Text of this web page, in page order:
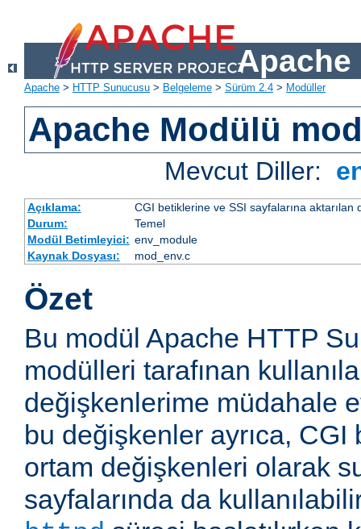
Apache
Apache > HTTP Sunucusu > Belgeleme > Sürüm 2.4 > Modüller
Apache Modülü
Mevcut Diller:
Açıklama:
CGI betiklerine ve SSI sayfalarına
Durum:
Temel
Modül Betimleyici: env_module
Kaynak Dosyası:
mod_env.c
Özet
Bu modül Apache HTTP
modülleri tarafınan
değişkenlerime müdahale
bu değişkenler ayrıca,
ortam değişkenleri olarak
sayfalarında da